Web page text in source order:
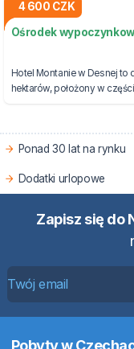
4 600 CZK
Ośrodek
Hotel Montanie w Desnej to
hektarów, położony w
Ponad 30 lat na rynku
Dodatki urlopowe
Zapisz się do
Pobyty w